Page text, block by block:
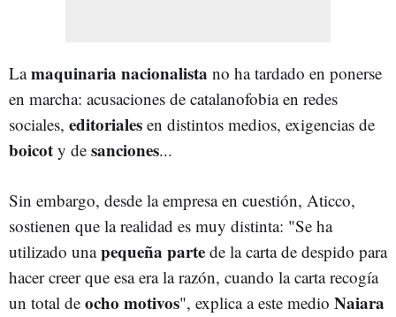
Lamaquinaria nacionalista no ha tardado en ponerse
en marcha: acusaciones de catalanofobia en redes
sociales, editoriales en distintos medios, exigencias de
boicot y de sanciones...
Sin embargo, desde la empresa en cuestión, Aticco,
sostienen que la realidad es muy distinta: "Se ha
utilizado unapequeña parte de la carta de despido para
hacer creer que esa era la razón, cuando la carta recogía
un total de ocho motivos", explica a este medio Naiara